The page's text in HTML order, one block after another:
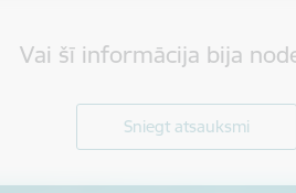
Vai šī informācija bija
Sniegt atsauksmi